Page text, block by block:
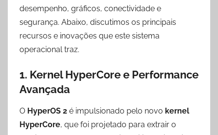
desempenho, gráficos, conectividade e
segurança. Abaixo, discutimos os principais
recursos e inovações que este sistema
operacional traz.
1. Kernel HyperCore e Performance
Avançada
O HyperOS 2 é impulsionado pelo novo kernel
HyperCore, que foi projetado para extrair o